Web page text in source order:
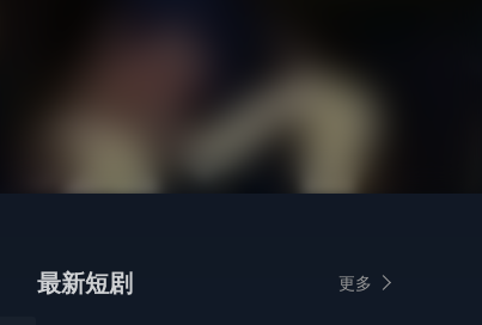
最新短剧 更多